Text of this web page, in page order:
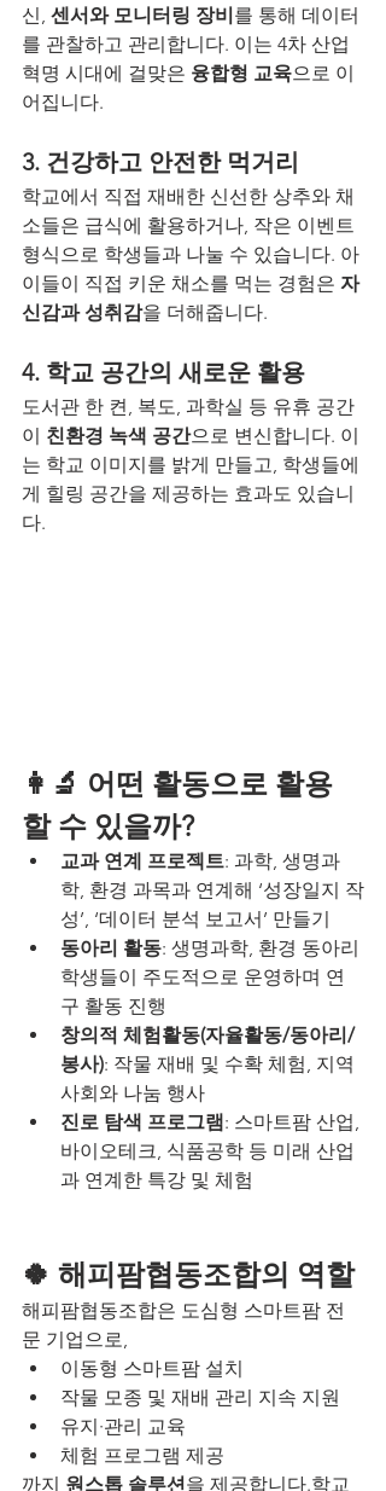
신, 센서와 모니터링 장비 를 통해 데이터
를 관찰하고 관리합니다. 이는 4차 산업
혁명 시대에 걸맞은 융합형 교육으로 이
어집니다.
3. 건강하고 안전한 먹거리
학교에서 직접 재배한 신선한 상추와 채
소들은 급식에 활용하거나, 작은 이벤트
형식으로 학생들과 나눌 수 있습니다. 아
이들이 직접 키운 채소를 먹는 경험은 자
신감과 성취감을 더해줍니다.
4. 학교 공간의 새로운 활용
도서관 한 켠, 복도, 과학실 등 유휴 공간
이 친환경 녹색 공간으로 변신합니다. 이
는 학교 이미지를 밝게 만들고, 학생들에
게 힐링 공간을 제공하는 효과도 있습니
다.
👩‍🔬 어떤 활동으로 활용
할 수 있을까?
교과 연계 프로젝트: 과학, 생명과
학, 환경 과목과 연계해 ‘성장일지 작
성’, ‘데이터 분석 보고서’ 만들기
동아리 활동: 생명과학, 환경 동아리
학생들이 주도적으로 운영하며 연
구 활동 진행
창의적 체험활동(자율활동/동아리/
봉사): 작물 재배 및 수확 체험, 지역
사회와 나눔 행사
진로 탐색 프로그램 : 스마트팜 산업,
바이오테크, 식품공학 등 미래 산업
과 연계한 특강 및 체험
🍀 해피팜협동조합의 역할
해피팜협동조합은 도심형 스마트팜 전
문 기업으로,
이동형 스마트팜 설치
작물 모종 및 재배 관리 지속 지원
유지·관리 교육
체험 프로그램 제공
까지 원스톱 솔루션을 제공합니다.학교